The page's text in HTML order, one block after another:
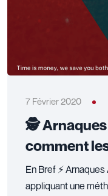
7 Février 2020
🕵️‍ Arnaques
comment
En Bref ⚡
appliquant une